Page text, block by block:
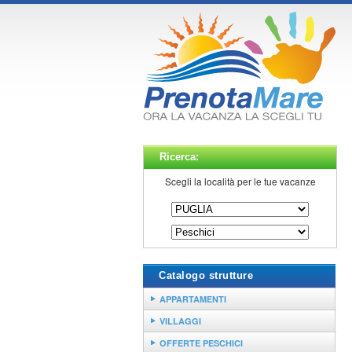
Ricerca:
Scegli la località per le tue vacanze
Catalogo strutture
APPARTAMENTI
VILLAGGI
OFFERTE PESCHICI